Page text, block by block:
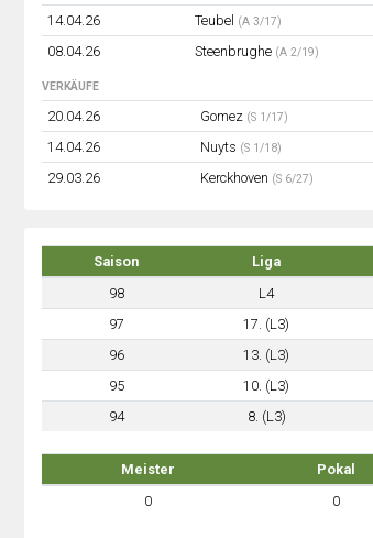
14.04.26
Teubel (A 3/17)
08.04.26
Steenbrughe (A 2/19)
VERKÄUFE
20.04.26 Gomez (S 1/17)
14.04.26
Nuyts (S 1/18)
29.03.26
Kerckhoven (S 6/27)
Saison Liga
98
L4
97
17. (L3)
96
13. (L3)
95
10. (L3)
94
8. (L3)
Meister Pokal
0
0